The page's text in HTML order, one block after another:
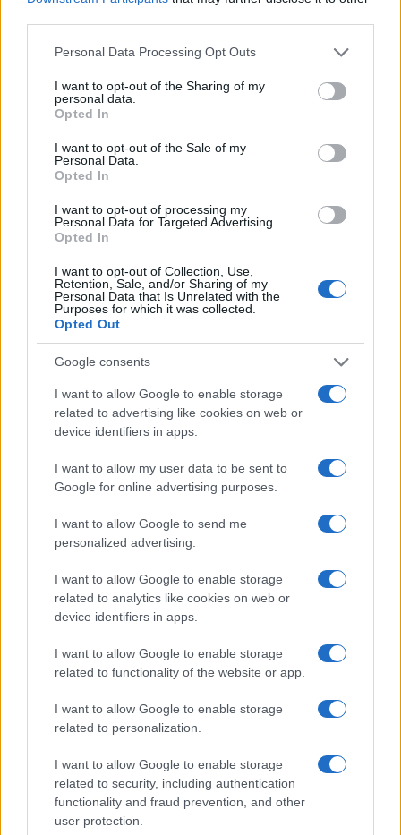
Please note that this website/app uses one or more Google
not limited to your visit or usage behaviour. You may click to
grant or deny consent to Google and its third-party tags to
use your data for below specified purposes in below Google
consent section.
Personal Data Processing Opt Outs
I want to opt-out of the Sharing of my
personal data.
Opted In
I want to opt-out of the Sale of my
Personal Data.
Opted In
I want to opt-out of processing my
Personal Data for Targeted Advertising.
Opted In
I want to opt-out of Collection, Use,
Retention, Sale, and/or Sharing of my
Personal Data that Is Unrelated with the
Purposes for which it was collected.
Opted Out
Google consents
I want to allow Google to enable storage
related to advertising like cookies on web or
device identifiers in apps.
I want to allow my user data to be sent to
Google for online advertising purposes.
I want to allow Google to send me
personalized advertising.
I want to allow Google to enable storage
related to analytics like cookies on web or
device identifiers in apps.
I want to allow Google to enable storage
related to functionality of the website or app.
I want to allow Google to enable storage
related to personalization.
I want to allow Google to enable storage
related to security, including authentication
functionality and fraud prevention, and other
user protection.
Ακολουθείστε το iPaideia.gr στο
TελευταίεςΕιδήσειςγια την Παιδεία και την
Στην Κατηγορία:ΠΑΙΔΕΙΑ
ΑΕΝ
ΒΑΣΕΙΣ ΠΑΝΕΛΛΗΝΙΕΣ 2020
ΕΒΕ
ΕΙΔΗΣΕΙΣ
ΕΛΑΧΙΣΤΗ ΒΑΣΗ ΕΙΣΑΓΩΓΗΣ
ΝΕΑ
ΠΑΝΕΛΛΑΔΙΚΕΣ
ΠΑΝΕΛΛΑΔΙΚΕΣ 2021
ΠΑΝΕΛΛΑΔΙΚΕΣ ΕΞΕΤΑΣΕΙΣ
ΠΑΝΕΛΛΗΝΙΕΣ
ΠΑΝΕΠΙΣΤΗΜΙΑ
ΠΕΔΙΑ
ΣΤΡΑΤΙΩΤΙΚΕΣ
ΣΧΟΛΕΣ ΑΣΤΥΝΟΜΙΑΣ
ΔΙΑΒΑΣΤΕ ΑΚΟΜΑ